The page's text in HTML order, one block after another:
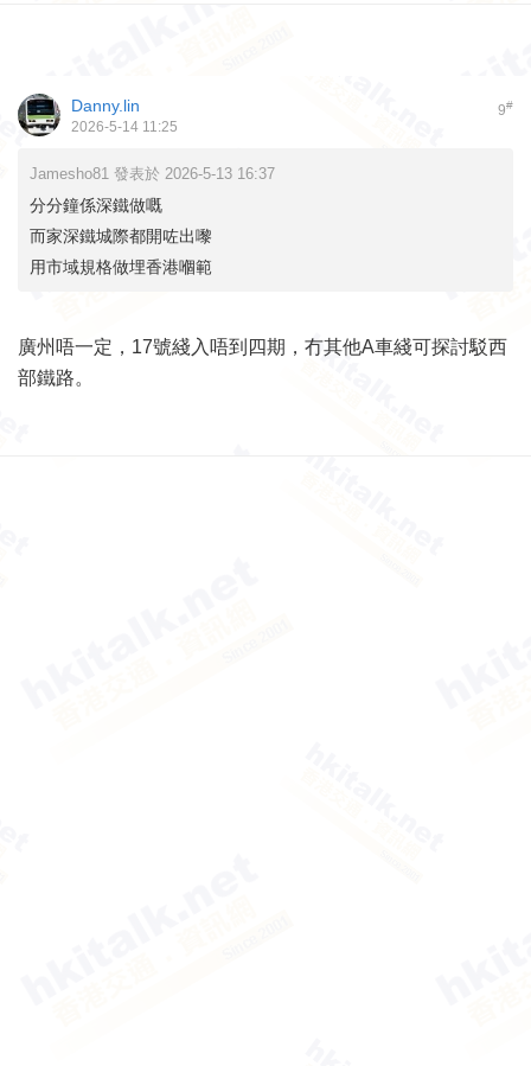
9#
Danny.lin
2026-5-14 11:25
Jamesho81 發表於 2026-5-13 16:37
分分鐘係深鐵做嘅
而家深鐵城際都開咗出嚟
用市域規格做埋香港嗰範
廣州唔一定，17號綫入唔到四期，冇其他A車綫可探討駁西
部鐵路。